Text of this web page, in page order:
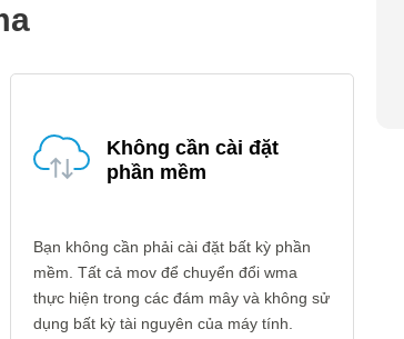
Không cần cài đặt
phần mềm
Bạn không cần phải cài đặt bất kỳ phần
mềm. Tất cả mov để chuyển đổi wma
thực hiện trong các đám mây và không sử
dụng bất kỳ tài nguyên của máy tính.